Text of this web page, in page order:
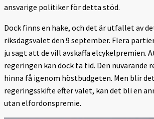
ansvarige politiker för detta stöd.
Dock finns en hake, och det är utfallet av
riksdagsvalet den 9 september. Flera
ju sagt att de vill avskaffa elcykelpremien.
regeringen kan dock ta tid. Den nuvarande
hinna få igenom höstbudgeten. Men blir
regeringsskifte efter valet, kan det bli en
utan elfordonspremie.